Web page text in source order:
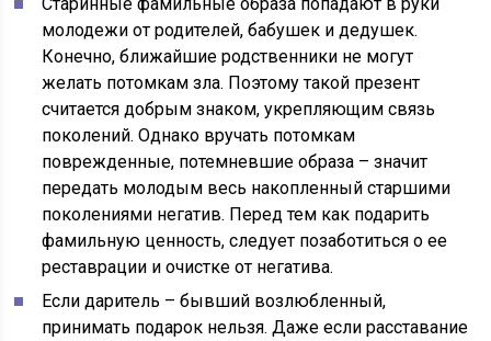
молодежи от родителей, бабушек и дедушек.
Конечно, ближайшие родственники не могут
желать потомкам зла. Поэтому такой презент
считается добрым знаком, укрепляющим связь
поколений. Однако вручать потомкам
поврежденные, потемневшие образа – значит
передать молодым весь накопленный старшими
поколениями негатив. Перед тем как подарить
фамильную ценность, следует позаботиться о ее
реставрации и очистке от негатива.
Если даритель – бывший возлюбленный,
принимать подарок нельзя. Даже если расставание